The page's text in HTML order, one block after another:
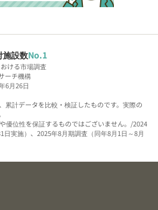
施設数No.1
ける市場調査
ーチ機構
6月26日
累計データを比較・検証したものです。実際の
優位性を保証するものではございません。/2024
実施）、2025年8月期調査（同年8月1日～8月